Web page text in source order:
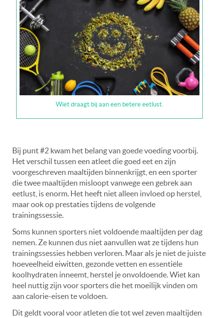
Wiet draagt bij aan een betere eetlust.
Bij punt #2 kwam het belang van goede voeding voorbij.
Het verschil tussen een atleet die goed eet en zijn
voorgeschreven maaltijden binnenkrijgt, en een sporter
die twee maaltijden misloopt vanwege een gebrek aan
eetlust, is enorm. Het heeft niet alleen invloed op herstel,
maar ook op prestaties tijdens de volgende
trainingssessie.
Soms kunnen sporters niet voldoende maaltijden per dag
nemen. Ze kunnen dus niet aanvullen wat ze tijdens hun
trainingssessies hebben verloren. Maar als je niet de juiste
hoeveelheid eiwitten, gezonde vetten en essentiële
koolhydraten inneemt, herstel je onvoldoende. Wiet kan
heel nuttig zijn voor sporters die het moeilijk vinden om
aan calorie-eisen te voldoen.
Dit geldt vooral voor atleten die tot wel zeven maaltijden